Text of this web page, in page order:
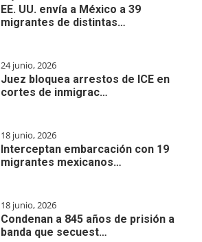
EE. UU. envía a México a 39
migrantes de distintas…
24 junio, 2026
Juez bloquea arrestos de ICE en
cortes de inmigrac…
18 junio, 2026
Interceptan embarcación con 19
migrantes mexicanos…
18 junio, 2026
Condenan a 845 años de prisión a
banda que secuest…